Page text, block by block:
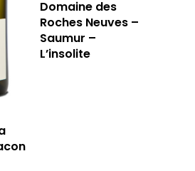
Domaine des
Roches Neuves –
Saumur –
L’insolite
RÉSERVER